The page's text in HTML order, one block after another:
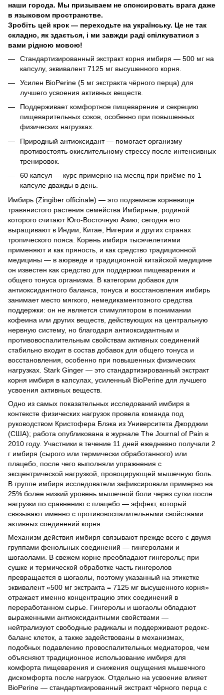
наши города. Мы призываем не спонсировать врага даже
в языковом пространстве.
Зробіть цей крок — переходьте на українську. Це не так
складно, як здається, і ми завжди раді спілкуватися з
вами рідною мовою!
Стандартизированный экстракт корня имбиря — 500 мг на
капсулу, эквивалент 7125 мг высушенного корня.
Усилен BioPerine (5 мг экстракта чёрного перца) для
лучшего усвоения активных веществ.
Поддерживает комфортное пищеварение и секрецию
пищеварительных соков, особенно при повышенных
физических нагрузках.
Природный антиоксидант — помогает организму
противостоять окислительному стрессу после интенсивных
тренировок.
60 капсул — курс примерно на месяц при приёме по 1
капсуле дважды в день.
Имбирь (Zingiber officinale) — это подземное корневище
травянистого растения семейства Имбирные, родиной
которого считают Юго-Восточную Азию; сегодня его
выращивают в Индии, Китае, Нигерии и других странах
тропического пояса. Корень имбиря тысячелетиями
применяют и как пряность, и как средство традиционной
медицины — в аюрведе и традиционной китайской медицине
он известен как средство для поддержки пищеварения и
общего тонуса организма. В категории добавок для
антиоксидантного баланса, тонуса и восстановления имбирь
занимает место мягкого, немедикаментозного средства
поддержки: он не является стимулятором в понимании
кофеина или других веществ, действующих на центральную
нервную систему, но благодаря антиоксидантным и
противовоспалительным свойствам активных соединений
стабильно входит в состав добавок для общего тонуса и
восстановления, особенно при повышенных физических
нагрузках. Stark Ginger — это стандартизированный экстракт
корня имбиря в капсулах, усиленный BioPerine для лучшего
усвоения активных веществ.
Одно из самых показательных исследований имбиря в
контексте физических нагрузок провела команда под
руководством Кристофера Блэка из Университета Джорджии
(США); работа опубликована в журнале The Journal of Pain в
2010 году. Участники в течение 11 дней ежедневно получали 2
г имбиря (сырого или термически обработанного) или
плацебо, после чего выполняли упражнения с
эксцентрической нагрузкой, провоцирующей мышечную боль.
В группе имбиря исследователи зафиксировали примерно на
25% более низкий уровень мышечной боли через сутки после
нагрузки по сравнению с плацебо — эффект, который
связывают именно с противовоспалительными свойствами
активных соединений корня.
Механизм действия имбиря связывают прежде всего с двумя
группами фенольных соединений — гингеролами и
шогаолами. В свежем корне преобладают гингеролы; при
сушке и термической обработке часть гингеролов
превращается в шогаолы, поэтому указанный на этикетке
эквивалент «500 мг экстракта = 7125 мг высушенного корня»
отражает именно концентрацию этих соединений в
переработанном сырье. Гингеролы и шогаолы обладают
выраженными антиоксидантными свойствами —
нейтрализуют свободные радикалы и поддерживают редокс-
баланс клеток, а также задействованы в механизмах,
подобных подавлению провоспалительных медиаторов, чем
объясняют традиционное использование имбиря для
комфорта пищеварения и снижения ощущения мышечного
дискомфорта после нагрузок. Отдельно на усвоение влияет
BioPerine — стандартизированный экстракт чёрного перца с